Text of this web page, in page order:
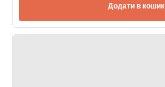
Додати в кошик